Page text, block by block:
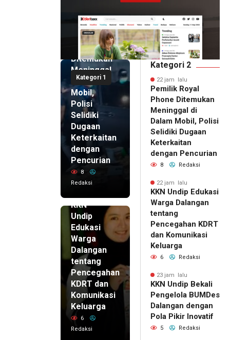
Kategori 1
22 jam lalu
Pemilik
Royal
Phone
Ditemukan
Meninggal
di Dalam
Mobil,
Polisi
Selidiki
Dugaan
Keterkaitan
dengan
Pencurian
8
Redaksi
KKN
Undip
Edukasi
Warga
Dalangan
tentang
Pencegahan
KDRT dan
Komunikasi
Keluarga
6
Redaksi
Kategori 2
22 jam lalu
Pemilik Royal
Phone Ditemukan
Meninggal di
Dalam Mobil, Polisi
Selidiki Dugaan
Keterkaitan
dengan Pencurian
8 Redaksi
22 jam lalu
KKN Undip Edukasi
Warga Dalangan
tentang
Pencegahan KDRT
dan Komunikasi
Keluarga
6 Redaksi
23 jam lalu
KKN Undip Bekali
Pengelola BUMDes
Dalangan dengan
Pola Pikir Inovatif
5 Redaksi